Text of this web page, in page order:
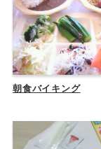
朝食バイキング